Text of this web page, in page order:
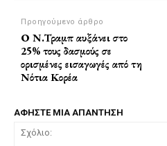
Προηγούμενο άρθρο
Ο Ν.Τραμπ αυξάνει στο
25% τους δασμούς σε
ορισμένες εισαγωγές από τη
Νότια Κορέα
ΑΦΗΣΤΕ ΜΙΑ ΑΠΑΝΤΗΣΗ